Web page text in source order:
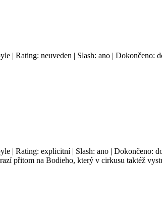
| Rating: neuveden | Slash: ano | Dokončeno:
| Rating: explicitní | Slash: ano | Dokončeno:
přitom na Bodieho, který v cirkusu taktéž